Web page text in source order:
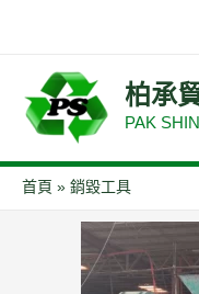
容
柏承
PAK
首頁 銷毀工具